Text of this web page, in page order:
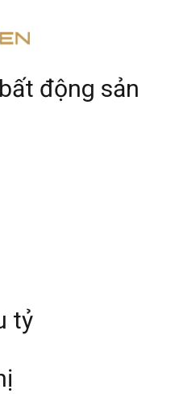
động sản
tỷ